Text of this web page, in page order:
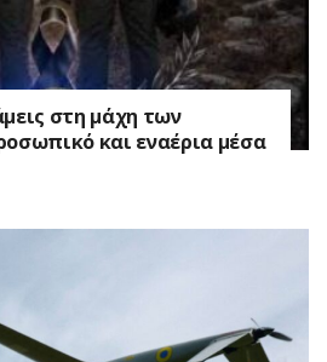
στη μάχη των
και εναέρια μέσα